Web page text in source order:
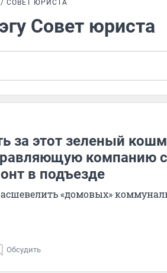
СОВЕТ ЮРИСТА
Совет юриста
за этот зеленый
компанию
в подъезде
«домовых»
Обсудить